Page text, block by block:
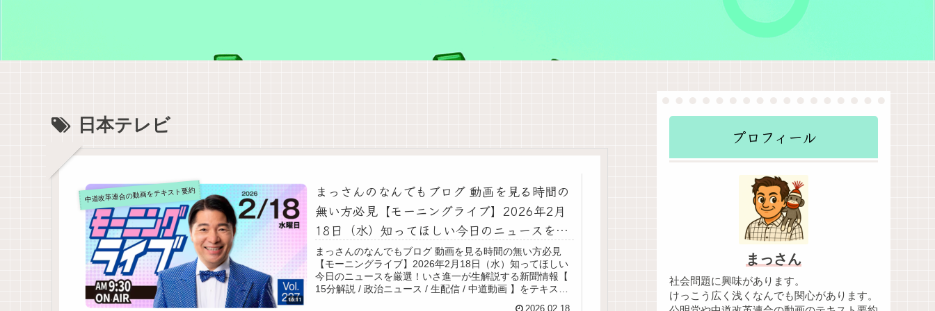
日本テレビ
中道改革連合の動画をテキスト要約
まっさんのなんでもブログ 動画を見る時間の
無い方必見【モーニングライブ】2026年2月
18日（水）知ってほしい今日のニュースを厳
選！いさ進一が生解説する新聞情報【 15分解
説 / 政治ニュース / 生配信 / 中道動画 】をテ
キスト要約
まっさんのなんでもブログ 動画を見る時間の無い方必見
【モーニングライブ】2026年2月18日（水）知ってほしい
今日のニュースを厳選！いさ進一が生解説する新聞情報【
15分解説 / 政治ニュース / 生配信 / 中道動画 】をテキスト
2026.02.18
プロフィール
まっさん
社会問題に興味があります。
けっこう広く浅くなんでも関心があります。